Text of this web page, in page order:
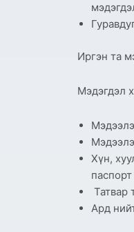
Иргэн та
Мэдэгдэл
Хүн,
Татвар
Ард